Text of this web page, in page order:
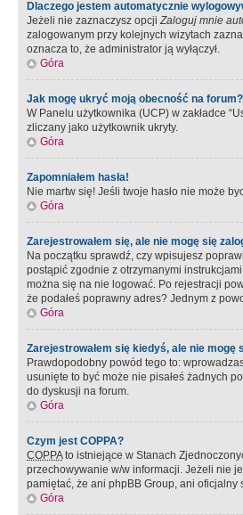
Dlaczego jestem automatycznie
Jeżeli nie zaznaczysz opcjiZaloguj mnie
zalogowanym przy kolejnych wizytach
oznacza to, że administrator ją wyłączył.
Góra
Jak mogę ukryć moją obecność na forum?
W Panelu użytkownika (UCP) w zakładce
zliczany jako użytkownik ukryty.
Góra
Zapomniałem hasła!
Nie martw się! Jeśli twoje hasło nie może
Góra
Zarejestrowałem się, ale nie mogę się
Na początku sprawdź, czy wpisujesz
postąpić zgodnie z otrzymanymi
można się na nie logować. Po rejestracji
że podałeś poprawny adres? Jednym z
Góra
Zarejestrowałem się kiedyś, ale nie mogę
Prawdopodobny powód tego to:
usunięte to być może nie pisałeś żadnych
do dyskusji na forum.
Góra
Czym jest COPPA?
COPPAto istniejące w Stanach
przechowywanie w/w informacji. Jeżeli nie
pamiętać, że ani phpBB Group, ani
Góra